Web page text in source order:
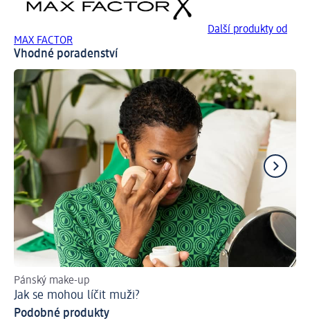
Další produkty od
MAX FACTOR
Vhodné poradenství
Pánský make-up
Jak se mohou líčit muži?
Podobné produkty